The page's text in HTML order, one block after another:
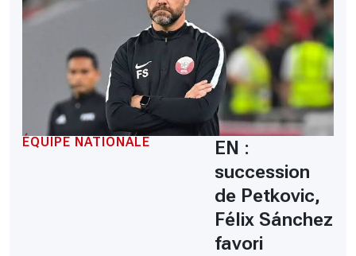
ÉQUIPE NATIONALE
EN :
succession
de Petkovic,
Félix Sánchez
favori